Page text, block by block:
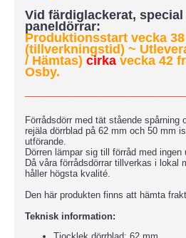
Vid färdiglackerat,
paneldörrar:
Produktionsstart vecka
(tillverkningstid) ~
/ Hämtas) cirka vecka 42
Osby.
Förrådsdörr med tät stående spårning
rejäla dörrblad på 62 mm och 50 mm
utförande.
Dörren lämpar sig till förråd med
Då våra förrådsdörrar tillverkas i lokal
håller högsta kvalité.
Den här produkten finns att hämta
Teknisk information: